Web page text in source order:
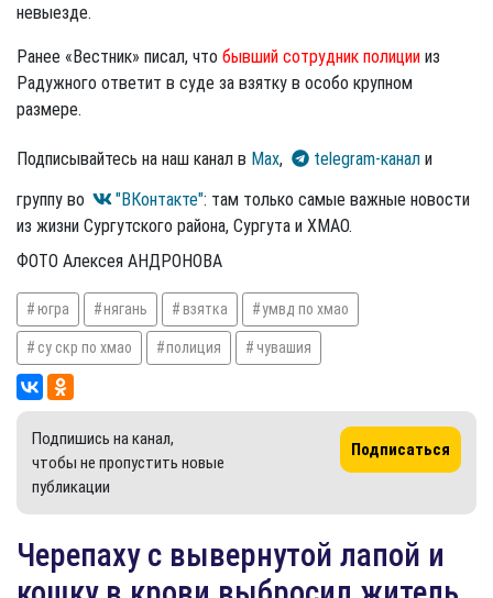
невыезде.
Ранее «Вестник» писал, что бывший сотрудник полиции из
Радужного ответит в суде за взятку в особо крупном
размере.
Подписывайтесь на наш канал в Max, telegram-канал и
группу во
"ВКонтакте": там только самые важные новости
из жизни Сургутского района, Сургута и ХМАО.
ФОТО Алексея АНДРОНОВА
югра нягань взятка умвд по хмао
су скр по хмао полиция чувашия
Подпишись на канал,
чтобы не пропустить новые
публикации
Подписаться
Черепаху с вывернутой лапой и